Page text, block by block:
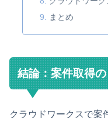
まとめ
結論：案件取得
クラウドワークスで案